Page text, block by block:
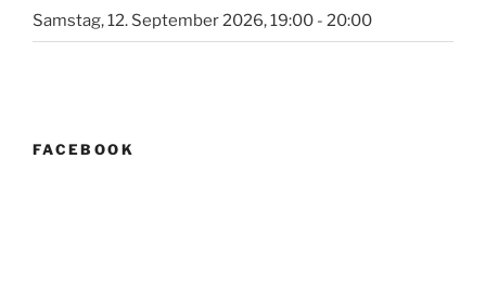
Samstag, 12. September 2026, 19:00 - 20:00
FACEBOOK